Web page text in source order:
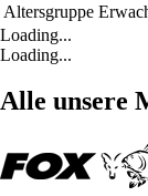
Altersgruppe
Loading...
Loading...
Alle unsere